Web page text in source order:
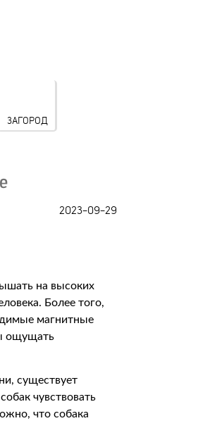
ЗАГОРОД
2023-09-29
на высоких
Более того,
магнитные
ощущать
существует
чувствовать
что собака